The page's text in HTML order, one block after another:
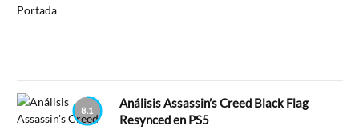
8.1
Análisis Assassin’s Creed Black Flag
Resynced en PS5